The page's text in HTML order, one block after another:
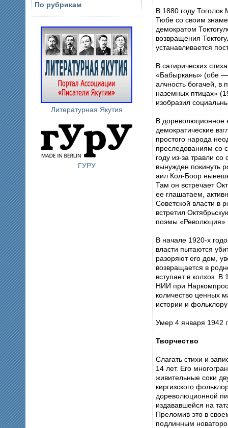
По рубрикам
Литературная Якутия
ГУРУ
В 1880 году Тоголок
Тюбе со своим
демократом
возвращения
устанавливается
В сатирических
«Бабырканы» (обе —
алчность богачей, в
наземных птицах»
изобразил
В дореволюционное
демократические
простого народа
преследованиям со
году из-за травли
вынужден покинуть
аил Кол-Боор
Там он встречает
ее глашатаем,
Советской власти в
встретил
поэмы
В начале 1920-х
власти пытаются
разоряют его дом,
возвращается в
вступает в колхоз.
НИИ при
количество ценных
истории и фольклору
Умер 4 января 1942
Творчество
Слагать стихи и
14 лет. Его
живительные соки
киргизского
дореволюционной
издававшейся на
Преломив это в
подлинным